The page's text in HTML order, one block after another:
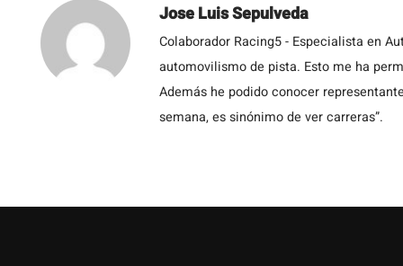
Jose Luis Sepulveda
Colaborador Racing5 - Especialista en
automovilismo de pista. Esto me ha
Además he podido conocer
semana, es sinónimo de ver carreras”.